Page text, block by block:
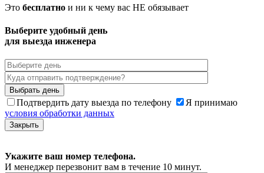
Это бесплатно и ни к чему вас НЕ обязывает
Выберите удобный день
для выезда инженера
Подтвердить дату выезда по телефону
Я принимаю
условия обработки данных
Закрыть
Укажите ваш номер телефона.
И менеджер перезвонит вам в течение 10 минут.